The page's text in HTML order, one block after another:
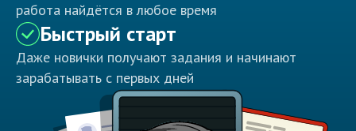
работа найдётся в любое время
Быстрый старт
Даже новички получают задания и начинают
зарабатывать с первых дней